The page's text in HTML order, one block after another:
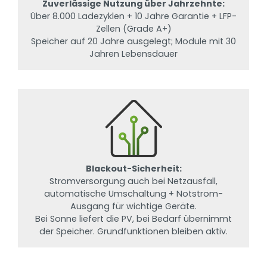
Zuverlässige Nutzung über Jahrzehnte:
Über 8.000 Ladezyklen + 10 Jahre Garantie + LFP-
Zellen (Grade A+)
Speicher auf 20 Jahre ausgelegt; Module mit 30
Jahren Lebensdauer
Blackout-Sicherheit:
Stromversorgung auch bei Netzausfall,
automatische Umschaltung + Notstrom-
Ausgang für wichtige Geräte.
Bei Sonne liefert die PV, bei Bedarf übernimmt
der Speicher. Grundfunktionen bleiben aktiv.